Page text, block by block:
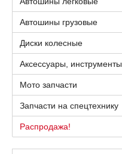
Автошины грузовые
Диски колесные
Аксессуары, инструменты
Мото запчасти
Запчасти на спецтехнику
Распродажа!